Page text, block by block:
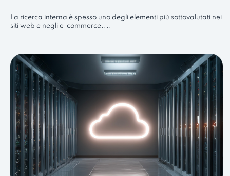
La ricerca interna è spesso uno degli elementi più sottovalutati nei
siti web e negli e-commerce....